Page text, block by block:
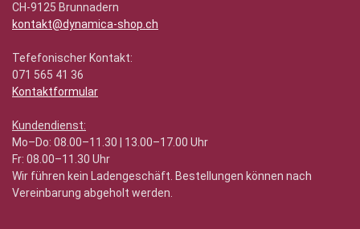
CH-9125 Brunnadern
kontakt@dynamica-shop.ch
Tefefonischer Kontakt:
071 565 41 36
Kontaktformular
Kundendienst:
Mo–Do: 08.00–11.30 | 13.00–17.00 Uhr
Fr: 08.00–11.30 Uhr
Wir führen kein Ladengeschäft. Bestellungen können nach
Vereinbarung abgeholt werden.